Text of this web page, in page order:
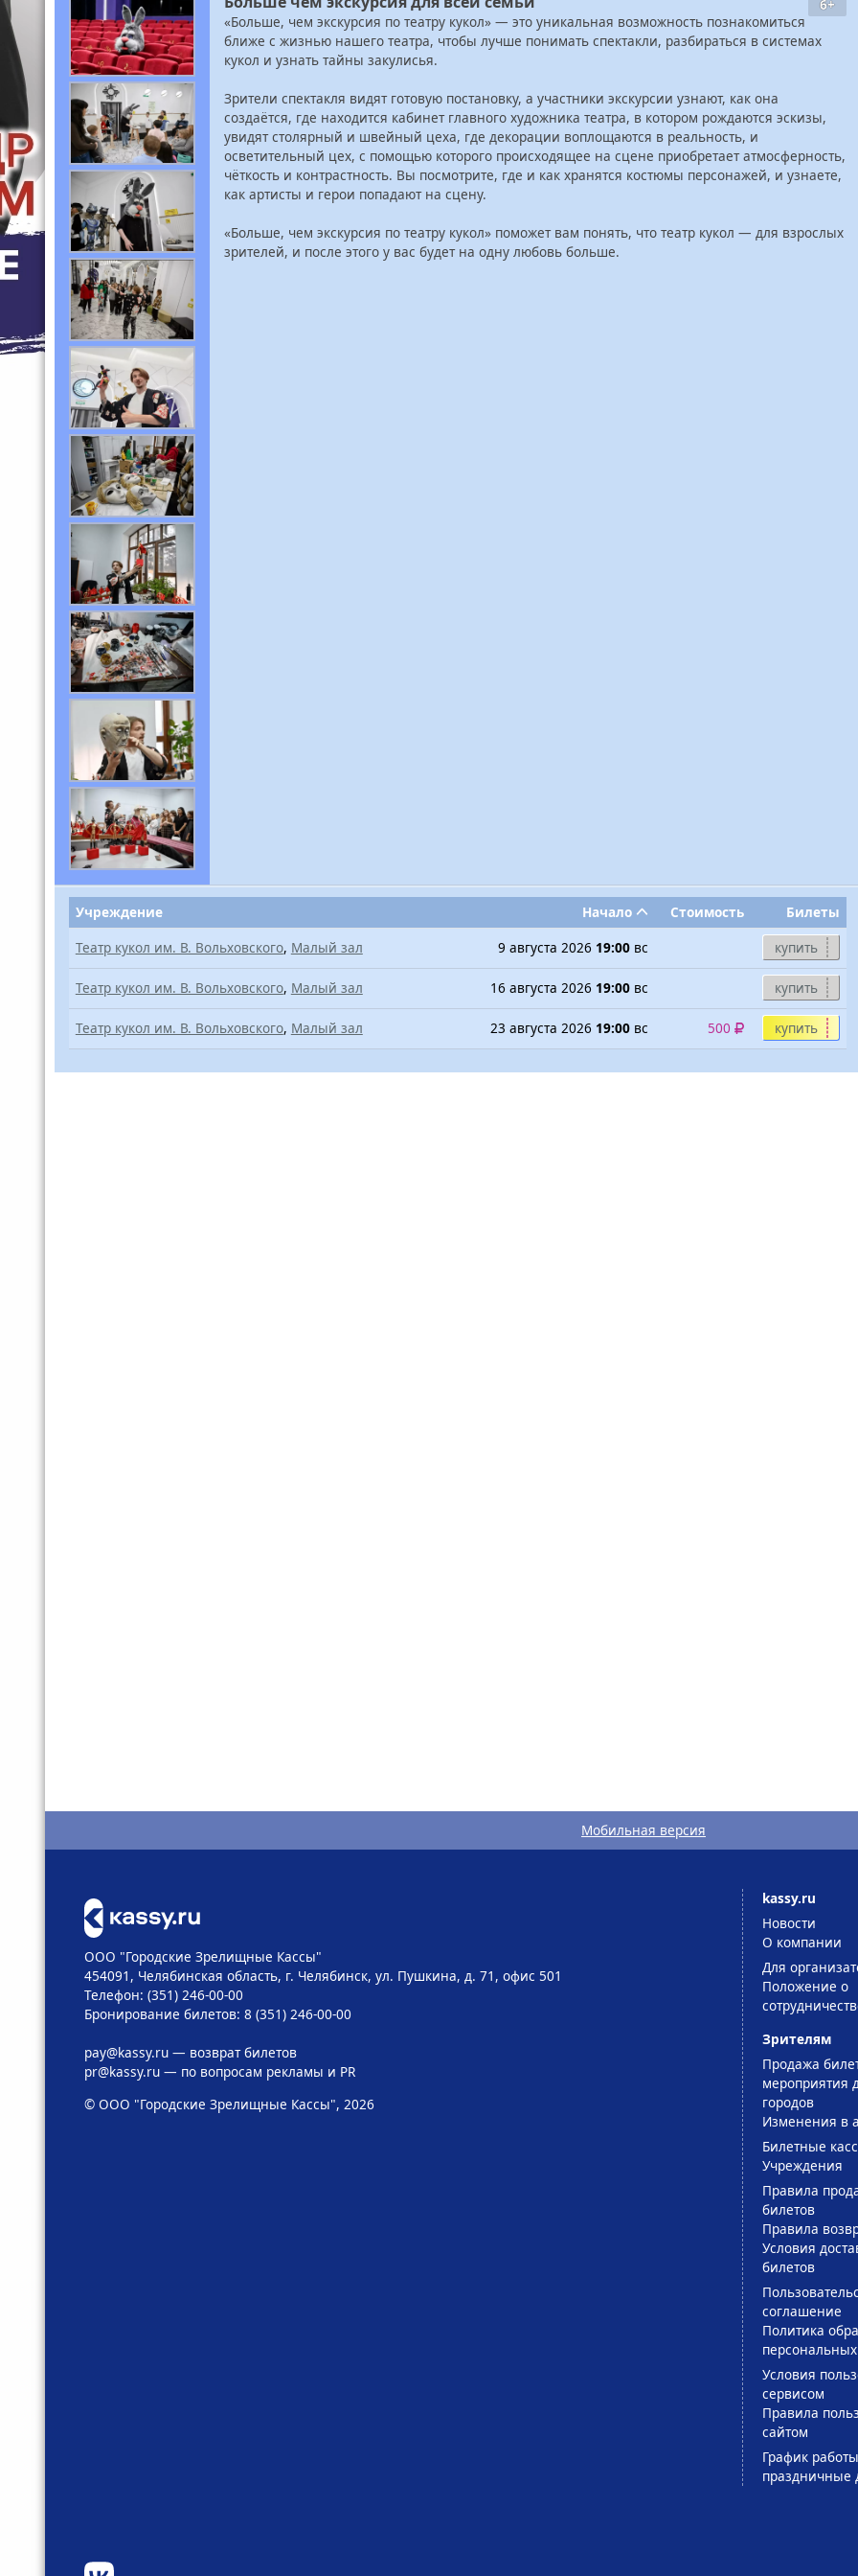
6+
«Больше, чем экскурсия по театру кукол» — это уникальная возможность познакомиться
ближе с жизнью нашего театра, чтобы лучше понимать спектакли, разбираться в системах
кукол и узнать тайны закулисья.
Зрители спектакля видят готовую постановку, а участники экскурсии узнают, как она
создаётся, где находится кабинет главного художника театра, в котором рождаются эскизы,
увидят столярный и швейный цеха, где декорации воплощаются в реальность, и
осветительный цех, с помощью которого происходящее на сцене приобретает атмосферность,
чёткость и контрастность. Вы посмотрите, где и как хранятся костюмы персонажей, и узнаете,
как артисты и герои попадают на сцену.
«Больше, чем экскурсия по театру кукол» поможет вам понять, что театр кукол — для взрослых
зрителей, и после этого у вас будет на одну любовь больше.
Учреждение Начало Стоимость
Билеты
Театр кукол им. В. Вольховского, Малый зал 9 августа 2026 19:00 вс купить
Театр кукол им. В. Вольховского, Малый зал 16 августа 2026 19:00 вс купить
Театр кукол им. В. Вольховского, Малый зал 23 августа 2026 19:00 вс 500 купить
Мобильная версия
ООО "Городские Зрелищные Кассы"
454091, Челябинская область, г. Челябинск, ул. Пушкина, д. 71, офис 501
Телефон: (351) 246-00-00
Бронирование билетов: 8 (351) 246-00-00
pay@kassy.ru— возврат билетов
pr@kassy.ru— по вопросам рекламы и PR
© ООО "Городские Зрелищные Кассы", 2026
kassy.ru
Новости
О компании
Для
Положение о
Зрителям
Продажа
мероприятия
городов
Изменения в
Билетные
Учреждения
Правила
билетов
Правила
Условия
билетов
соглашение
Политика
Условия
сервисом
Правила
сайтом
График
праздничные